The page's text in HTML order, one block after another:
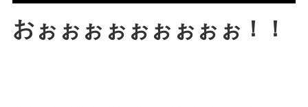
おぉぉぉぉぉぉぉぉぉ！！